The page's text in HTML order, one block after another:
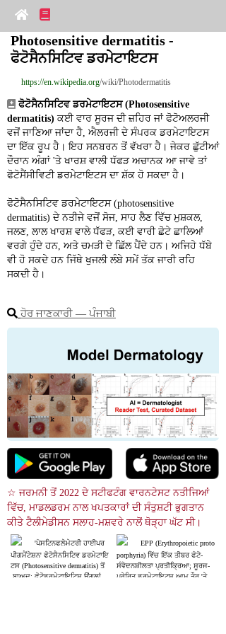
Photosensitive dermatitis -
ਫੋਟੋਸੈਨਸਿਟਿਵ ਡਰਮੇਟਾਇਟਸ
https://en.wikipedia.org/wiki/Photodermatitis
ਫੋਟੋਸੈਨਸਿਟਿਵ ਡਰਮੇਟਾਇਟਸ (Photosensitive
dermatitis) ਕਈ ਵਾਰ ਸੂਰਜ ਦੀ ਜ਼ਹਿਰ ਜਾਂ ਫੋਟੋਅਲਰਜੀ
ਵਜੋਂ ਜਾਣਿਆ ਜਾਂਦਾ ਹੈ, ਐਲਰਜੀ ਦੇ ਸੰਪਰਕ ਡਰਮੇਟਾਇਟਸ
ਦਾ ਇੱਕ ਰੂਪ ਹੈ। ਇਹ ਸਨਬਰਨ ਤੋਂ ਵੱਖਰਾ ਹੈ। ਜੇਕਰ ਛੁੱਟੀਆਂ
ਦੌਰਾਨ ਅੰਗਾਂ 'ਤੇ ਖਾਰਸ਼ ਵਾਲੀ ਧੱਫੜ ਅਚਾਨਕ ਆ ਜਾਵੇ ਤਾਂ
ਫੋਟੋਸੈਂਸੀਵਿਟੀ ਡਰਮੇਟਾਇਟਸ ਦਾ ਸ਼ੱਕ ਹੋ ਸਕਦਾ ਹੈ।
ਫੋਟੋਸੈਨਸਿਟਿਵ ਡਰਮੇਟਾਇਟਸ (photosensitive
dermatitis) ਦੇ ਨਤੀਜੇ ਵਜੋਂ ਸੋਜ, ਸਾਹ ਲੈਣ ਵਿੱਚ ਮੁਸ਼ਕਲ,
ਜਲਣ, ਲਾਲ ਖਾਰਸ਼ ਵਾਲੇ ਧੱਫੜ, ਕਈ ਵਾਰੀ ਛੋਟੇ ਛਾਲਿਆਂ
ਵਰਗੇ ਹੁੰਦੇ ਹਨ, ਅਤੇ ਚਮੜੀ ਦੇ ਛਿੱਲ ਪੈਂਦੇ ਹਨ। ਅਜਿਹੇ ਧੱਬੇ
ਵੀ ਹੋ ਸਕਦੇ ਹਨ ਜਿੱਥੇ ਖੁਜਲੀ ਲੰਬੇ ਸਮੇਂ ਤੱਕ ਜਾਰੀ ਰਹਿ
ਸਕਦੀ ਹੈ।
ਹੋਰ ਜਾਣਕਾਰੀ ― ਪੰਜਾਬੀ
☆ ਜਰਮਨੀ ਤੋਂ 2022 ਦੇ ਸਟੀਫਟੰਗ ਵਾਰਨਟੇਸਟ ਨਤੀਜਿਆਂ
ਵਿੱਚ, ਮਾਡਲਡਰਮ ਨਾਲ ਖਪਤਕਾਰਾਂ ਦੀ ਸੰਤੁਸ਼ਟੀ ਭੁਗਤਾਨ
ਕੀਤੇ ਟੈਲੀਮੇਡੀਸਨ ਸਲਾਹ-ਮਸ਼ਵਰੇ ਨਾਲੋਂ ਥੋੜ੍ਹਾ ਘੱਟ ਸੀ।
'ਪੋਸਟਿਨਫਲੇਮੇਟਰੀ ਹਾਈਪਰ
ਪੀਗਮੈਂਟੇਸ਼ਨ' ਫੋਟੋਸੈਨਸਿਟਿਵ ਡਰਮੇਟਾਇ
ਟਸ (Photosensitive dermatitis) ਤੋਂ
ਬਾਅਦ; ਫੋਟੋਡਰਮੇਟਾਇਟਿਸ ਉਂਗਲਾਂ
EPP (Erythropoietic proto
porphyria) ਵਿੱਚ ਇੱਕ ਤੀਬਰ ਫੋਟੋ-
ਸੰਵੇਦਨਸ਼ੀਲਤਾ ਪ੍ਰਤੀਕ੍ਰਿਆ; ਸੂਰਜ-
ਪ੍ਰੇਰਿਤ ਡਰਮੇਟਾਇਟਸ ਆਮ ਤੌਰ 'ਤੇ